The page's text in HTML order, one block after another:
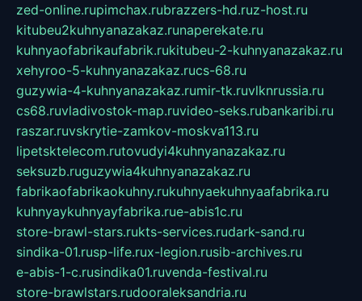
zed-online.rupimchax.rubrazzers-hd.ruz-host.ru
kitubeu2kuhnyanazakaz.runaperekate.ru
kuhnyaofabrikaufabrik.rukitubeu-2-kuhnyanazakaz.ru
xehyroo-5-kuhnyanazakaz.rucs-68.ru
guzywia-4-kuhnyanazakaz.rumir-tk.ruvlknrussia.ru
cs68.ruvladivostok-map.ruvideo-seks.rubankaribi.ru
raszar.ruvskrytie-zamkov-moskva113.ru
lipetsktelecom.rutovudyi4kuhnyanazakaz.ru
seksuzb.ruguzywia4kuhnyanazakaz.ru
fabrikaofabrikaokuhny.rukuhnyaekuhnyaafabrika.ru
kuhnyaykuhnyayfabrika.rue-abis1c.ru
store-brawl-stars.rukts-services.rudark-sand.ru
sindika-01.rusp-life.rux-legion.rusib-archives.ru
e-abis-1-c.rusindika01.ruvenda-festival.ru
store-brawlstars.rudooraleksandria.ru